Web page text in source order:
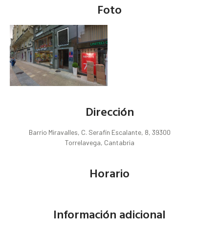
Foto
Dirección
Barrio Miravalles, C. Serafín Escalante, 8, 39300
Torrelavega, Cantabria
Horario
Información adicional